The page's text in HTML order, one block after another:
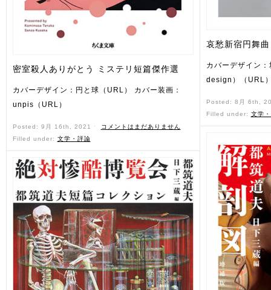
密室殺人ありがとう ミステリ短篇傑作選
カバーデザイン：円と球（URL） カバー装画：
unpis（URL）
Posted: 9月 16th, 2021 ˑ
コメントはまだありません
Filled under: 文学・評論
哀愁新宿円舞
カバーデザイン
design）（URL
Posted: 8月 6th,
Filled under: 文学